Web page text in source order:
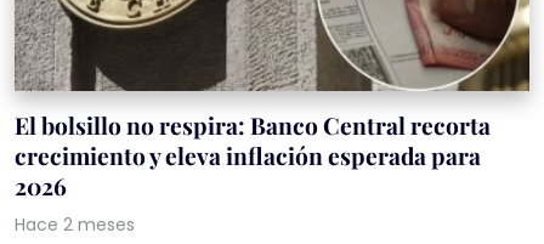
El bolsillo no respira: Banco Central recorta
crecimiento y eleva inflación esperada para
2026
Hace 2 meses